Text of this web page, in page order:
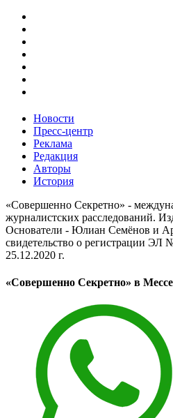
Новости
Пресс-центр
Реклама
Редакция
Авторы
История
«Совершенно Секретно» -
журналистских расследований.
Основатели - Юлиан Семёнов и
свидетельство о регистрации
25.12.2020 г.
«Совершенно Секретно» в